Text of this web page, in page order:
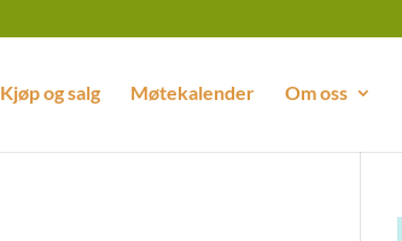
Kjøp og salg Møtekalender Om oss